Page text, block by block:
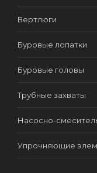
Вертлюги
Буровые лопатки
Буровые головы
Трубные захваты
Насосно-
Упрочняющие